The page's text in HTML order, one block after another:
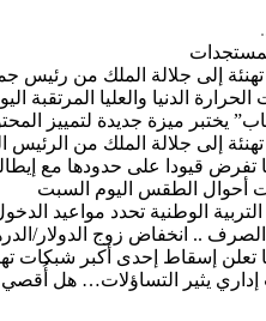
تهنئة إلى جلالة الملك من رئيس
الدنيا والعليا المرتقبة
يختبر ميزة جديدة لتمييز
تهنئة إلى جلالة الملك من
تفرض قيودا على حدودها مع
أحوال الطقس اليوم السبت
التربية الوطنية تحدد مواعيد
.. انخفاض زوج الدولار/الدرهم بنسبة
تعلن إسقاط إحدى أكبر شبكات
يثير التساؤلات… هل أُقصي